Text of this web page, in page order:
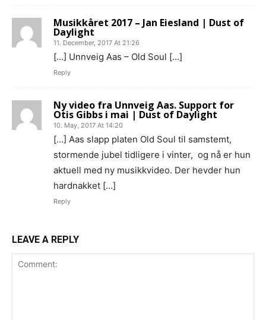
Musikkåret 2017 – Jan Eiesland | Dust of
Daylight
11. December, 2017 At 21:26
[…] Unnveig Aas – Old Soul […]
Reply
Ny video fra Unnveig Aas. Support for
Otis Gibbs i mai | Dust of Daylight
10. May, 2017 At 14:20
[…] Aas slapp platen Old Soul til samstemt,
stormende jubel tidligere i vinter, og nå er hun
aktuell med ny musikkvideo. Der hevder hun
hardnakket […]
Reply
LEAVE A REPLY